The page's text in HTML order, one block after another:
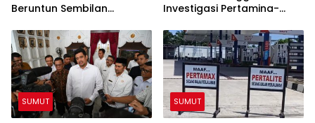
Beruntun Sembilan
Investigasi Pertamina-
BBM di Sumut
SUMUT SUMUT